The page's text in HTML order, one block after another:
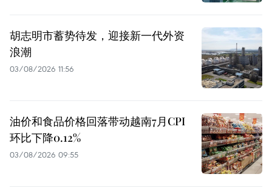
胡志明市蓄势待发，迎接新一代外资
浪潮
03/08/2026 11:56
油价和食品价格回落带动越南7月CPI
环比下降0.12%
03/08/2026 09:55